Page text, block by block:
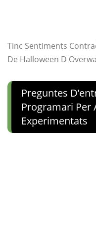
Tinc Sentiments
De Halloween D
Preguntes
Programari Per
Experimentats